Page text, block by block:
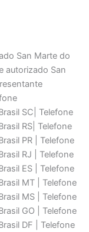
San Marte do
autorizado San
SC| Telefone
RS| Telefone
PR | Telefone
RJ | Telefone
ES | Telefone
MT | Telefone
MS | Telefone
GO | Telefone
DF | Telefone